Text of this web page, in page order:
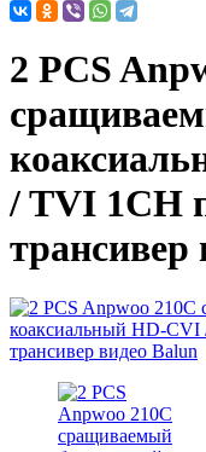
2 PCS
/ TVI 1CH
трансивер